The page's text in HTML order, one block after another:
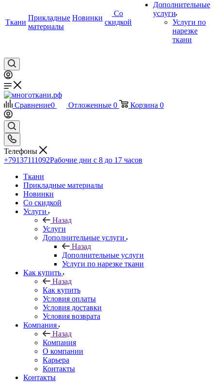
Ткани
Прикладные
материалы
Новинки
Со
скидкой
Дополнительные
услуги
Услуги по
нарезке
ткани
Сравнение0 Отложенные 0 Корзина 0
Телефоны
+79137111092Рабочие дни с 8 до 17 часов
Ткани
Прикладные материалы
Новинки
Со скидкой
Услуги
Назад
Услуги
Дополнительные услуги
Назад
Дополнительные услуги
Услуги по нарезке ткани
Как купить
Назад
Как купить
Условия оплаты
Условия доставки
Условия возврата
Компания
Назад
Компания
О компании
Карьера
Контакты
Контакты